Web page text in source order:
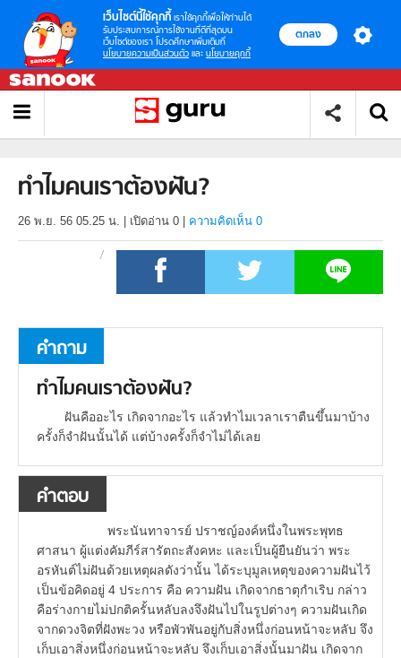
เว็บไซต์นี้ใช้คุกกี้ เราใช้คุกกี้เพื่อให้ท่านได้
รับประสบการณ์การใช้งานที่ดีที่สุดบน
เว็บไซต์ของเรา โปรดศึกษาเพิ่มเติมที่
นโยบายความเป็นส่วนตัว และ นโยบายคุกกี้
ตกลง
ทำไมคนเราต้องฝัน?
26 พ.ย. 56 05.25 น. เปิดอ่าน 0 ความคิดเห็น 0
คำถาม
ทำไมคนเราต้องฝัน?
ฝันคืออะไร เกิดจากอะไร แล้วทำไมเวลาเราตืนขึ้นมาบ้าง
ครั้งก็จำฝันนั้นได้ แต่บ้างครั้งก็จำไม่ได้เลย
คำตอบ
พระนันทาจารย์ ปราชญ์องค์หนึ่งในพระพุทธ
ศาสนา ผู้แต่งคัมภีร์สารัตถะสังคหะ และเป็นผู้ยืนยันว่า พระ
อรหันต์ไม่ฝันด้วยเหตุผลดังว่านั้น ได้ระบุมูลเหตุของความฝันไว้
เป็นข้อคิดอยู่ 4 ประการ คือ ความฝัน เกิดจากธาตุกำเริบ กล่าว
คือร่างกายไม่ปกติครั้นหลับลงจึงฝันไปในรูปต่างๆ ความฝันเกิด
จากดวงจิตที่ฝังพะวง หรือพัวพันอยู่กับสิ่งหนึ่งก่อนหน้าจะหลับ จึง
เก็บเอาสิ่งหนึ่งก่อนหน้าจะหลับ จึงเก็บเอาสิ่งนั้นมาฝัน เกิดจาก